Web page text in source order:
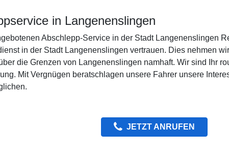
in Langenenslingen
Abschlepp-Service in der Stadt Langenenslingen
in der Stadt Langenenslingen vertrauen. Dies nehmen
die Grenzen von Langenenslingen namhaft. Wir sind Ihr
Mit Vergnügen beratschlagen unsere Fahrer unsere
JETZT ANRUFEN